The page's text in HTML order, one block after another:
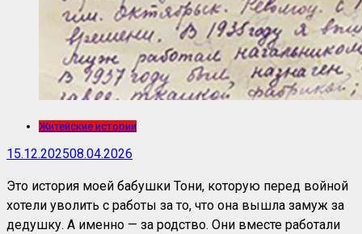
Житейские истории
15.12.202508.04.2026
Это история моей бабушки Тони, которую перед войной
хотели уволить с работы за то, что она вышла замуж за
дедушку. А именно — за родство. Они вместе работали